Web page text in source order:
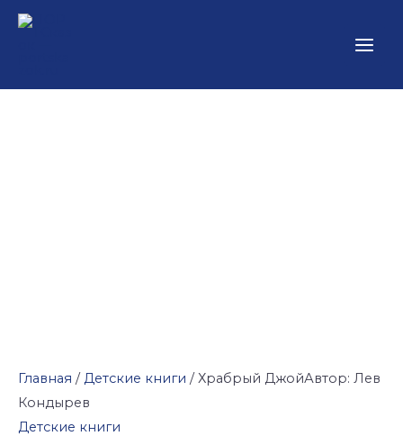
Перейти
Menu
Главная /Детские книги / Храбрый ДжойАвтор: Лев
Кондырев
Детские книги